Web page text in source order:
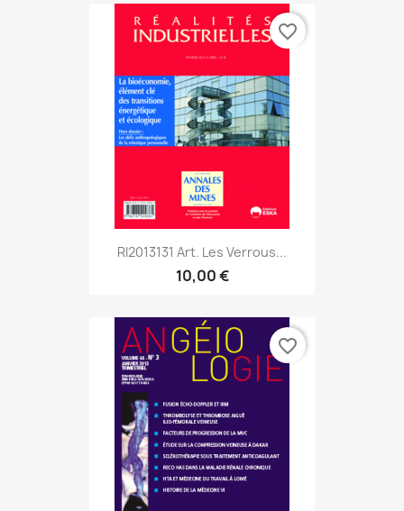
RI2013131 Art. Les Verrous...
10,00 €
favorite_border
favorite_border